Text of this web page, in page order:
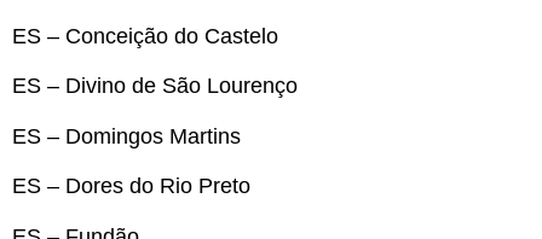
ES – Conceição do Castelo
ES – Divino de São Lourenço
ES – Domingos Martins
ES – Dores do Rio Preto